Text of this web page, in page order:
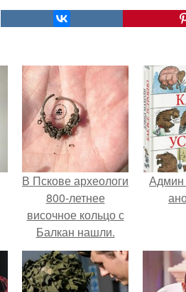
В Пскове археологи
800-летнее
височное кольцо с
Балкан нашли.
Админ